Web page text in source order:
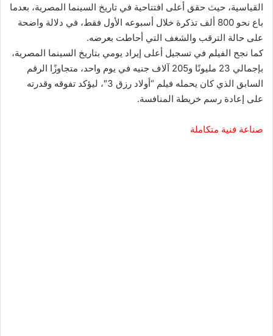
القياسية، حيث حقق أعلى افتتاحية في تاريخ السينما المصرية، بعدما
باع نحو 800 ألف تذكرة خلال أسبوعه الأول فقط، في دلالة واضحة
على حالة الترقب والشغف التي أحاطت بعرضه.
كما نجح الفيلم في تسجيل أعلى إيراد يومي بتاريخ السينما المصرية،
بإجمالي 23 مليونًا و205 آلاف جنيه في يوم واحد، متجاوزًا الرقم
السابق الذي كان يحمله فيلم “أولاد رزق 3″، ليؤكد تفوقه وقدرته
على إعادة رسم خريطة المنافسة.
صناعة فنية متكاملة